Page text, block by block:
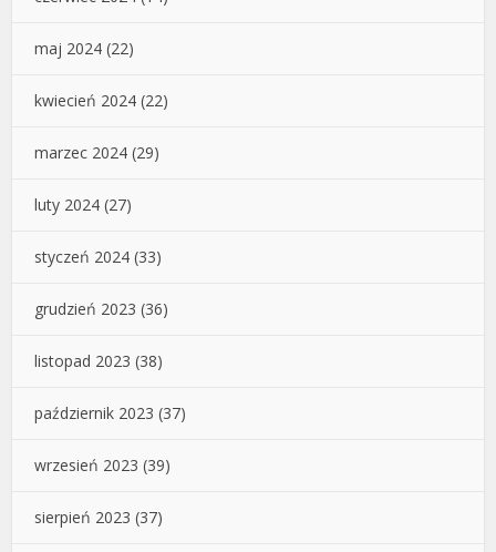
maj 2024 (22)
kwiecień 2024 (22)
marzec 2024 (29)
luty 2024 (27)
styczeń 2024 (33)
grudzień 2023 (36)
listopad 2023 (38)
październik 2023 (37)
wrzesień 2023 (39)
sierpień 2023 (37)